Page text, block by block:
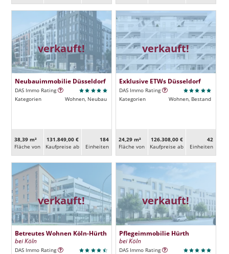
verkauft!
Neubauimmobilie Düsseldorf
DAS Immo Rating
Kategorien
Wohnen, Neubau
38,39 m²
Fläche von
131.849,00 €
Kaufpreise ab
184
Ein­heiten
verkauft!
Exklusive ETWs Düsseldorf
DAS Immo Rating
Kategorien
Wohnen, Bestand
24,29 m²
Fläche von
126.308,00 €
Kaufpreise ab
42
Ein­heiten
verkauft!
Betreutes Wohnen Köln-Hürth
bei Köln
DAS Immo Rating
verkauft!
Pflegeimmobilie Hürth
bei Köln
DAS Immo Rating